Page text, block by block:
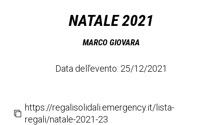
NATALE 2021
MARCO GIOVARA
Data dell'evento: 25/12/2021
https://regalisolidali.emergency.it/lista-
regali/natale-2021-23